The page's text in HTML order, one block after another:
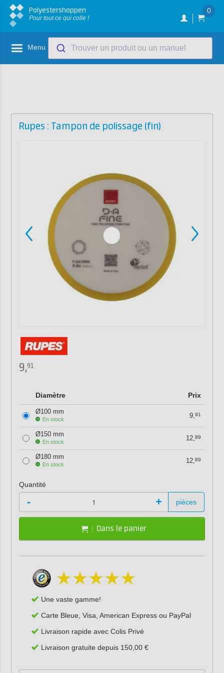
Polyestershoppen
Pour tout ce qui colle !
0
Menu Trouver un produit ou un manuel
Rupes : Tampon de polissage (fin)
9,91
Diamètre Prix
Ø100 mm
En stock 9,91
Ø150 mm
En stock 12,89
Ø180 mm
En stock 12,89
Quantité
- + pièces
Dans le panier
Une vaste gamme!
Carte Bleue, Visa, American Express ou PayPal
Livraison rapide avec Colis Privé
Livraison gratuite depuis 150,00 €